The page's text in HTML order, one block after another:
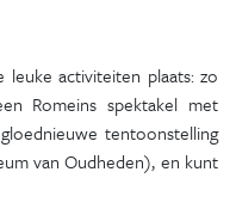
activiteiten plaats: zo
Romeins spektakel met
tentoonstelling
van Oudheden), en kunt